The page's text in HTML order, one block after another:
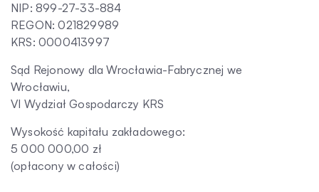
NIP: 899-27-33-884
REGON: 021829989
KRS: 0000413997
Sąd Rejonowy dla Wrocławia-Fabrycznej we
Wrocławiu,
VI Wydział Gospodarczy KRS
Wysokość kapitału zakładowego:
5 000 000,00 zł
(opłacony w całości)